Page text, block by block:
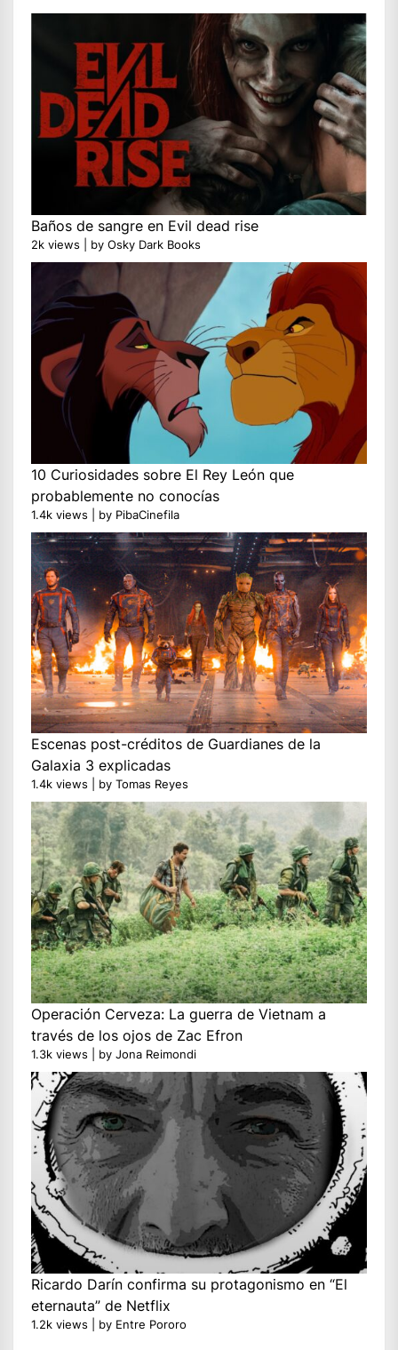
Baños de sangre en Evil dead rise
2k views by Osky Dark Books
10 Curiosidades sobre El Rey León que
probablemente no conocías
1.4k views by PibaCinefila
Escenas post-créditos de Guardianes de la
Galaxia 3 explicadas
1.4k views by Tomas Reyes
Operación Cerveza: La guerra de Vietnam a
través de los ojos de Zac Efron
1.3k views by Jona Reimondi
Ricardo Darín confirma su protagonismo en “El
eternauta” de Netflix
1.2k views by Entre Pororo